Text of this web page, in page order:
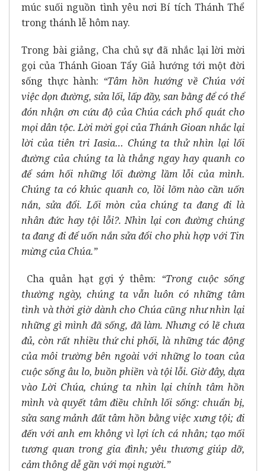
múc suối nguồn tình yêu nơi Bí tích Thánh Thể
trong thánh lễ hôm nay.
Trong bài giảng, Cha chủ sự đã nhắc lại lời mời
gọi của Thánh Gioan Tẩy Giả hướng tới một đời
sống thực hành: “Tâm hồn hướng về Chúa với
việc dọn đường, sửa lối, lấp đầy, san bằng để có thể
đón nhận ơn cứu độ của Chúa cách phổ quát cho
mọi dân tộc. Lời mời gọi của Thánh Gioan nhắc lại
lời của tiên tri Iasia… Chúng ta thử nhìn lại lối
đường của chúng ta là thẳng ngay hay quanh co
để sám hối những lối đường lầm lỗi của mình.
Chúng ta có khúc quanh co, lồi lõm nào cần uốn
nắn, sửa đổi. Lối mòn của chúng ta đang đi là
nhân đức hay tội lỗi?. Nhìn lại con đường chúng
ta đang đi để uốn nắn sửa đổi cho phù hợp với Tin
mừng của Chúa.”
Cha quản hạt gợi ý thêm: “Trong cuộc sống
thường ngày, chúng ta vẫn luôn có những tâm
tình và thời giờ dành cho Chúa cũng như nhìn lại
những gì mình đã sống, đã làm. Nhưng có lẽ chưa
đủ, còn rất nhiều thứ chi phối, là những tác động
của môi trường bên ngoài với những lo toan của
cuộc sống âu lo, buồn phiền và tội lỗi. Giờ đây, dựa
vào Lời Chúa, chúng ta nhìn lại chính tâm hồn
mình và quyết tâm điều chỉnh lối sống: chuẩn bị,
sửa sang mảnh đất tâm hồn bằng việc xưng tội; đi
đến với anh em không vì lợi ích cá nhân; tạo mối
tương quan trong gia đình; yêu thương giúp dỡ,
cảm thông dễ gần với mọi người.”